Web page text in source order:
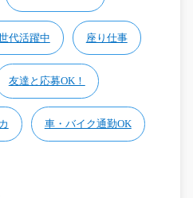
代活躍中 座り仕事
友達と応募OK！
車・バイク通勤OK